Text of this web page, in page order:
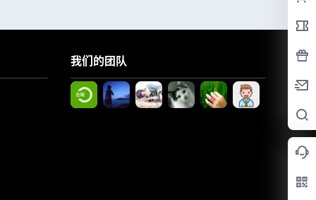
我们的团队